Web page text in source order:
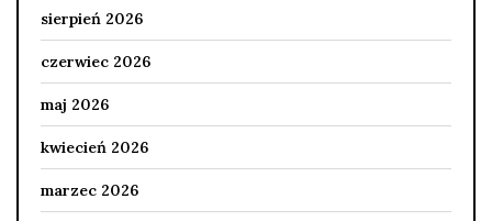
sierpień 2026
czerwiec 2026
maj 2026
kwiecień 2026
marzec 2026